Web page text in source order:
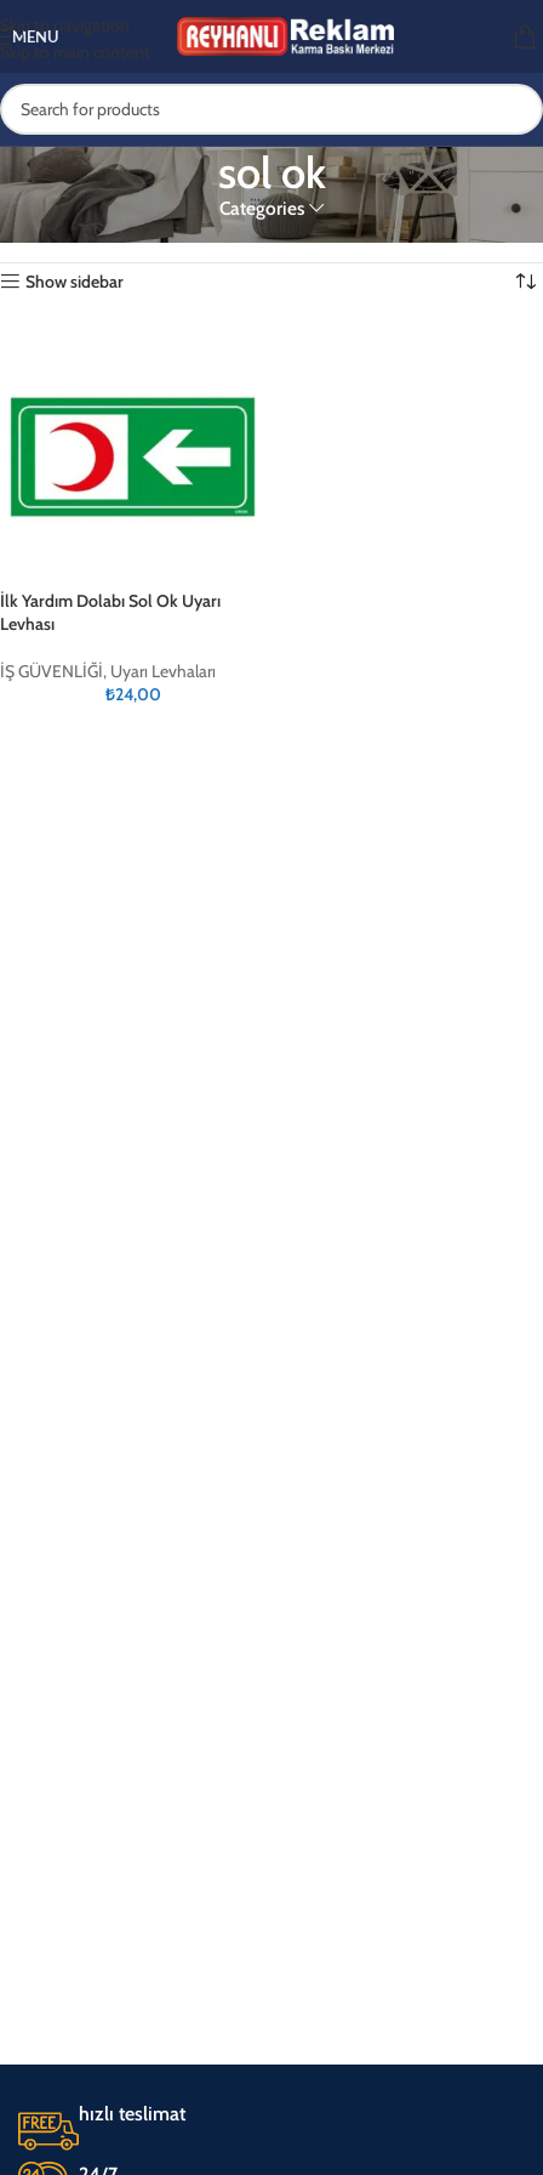
Skip to navigation
Skip to main content
MENU
sol ok
Categories
Ana Sayfa Ürünler “sol ok” olarak etiketlendi Tek bir sonuç gösteriliyor
Show sidebar
İlk Yardım Dolabı Sol Ok Uyarı
Levhası
İŞ GÜVENLİĞİ, Uyarı Levhaları
₺24,00
hızlı teslimat